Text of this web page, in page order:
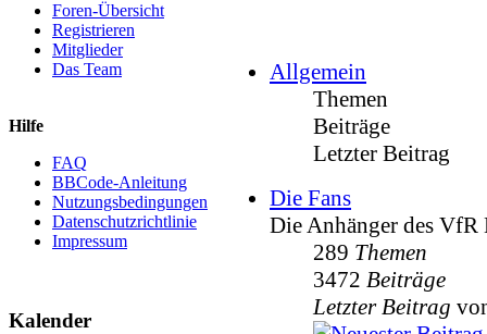
Foren-Übersicht
Registrieren
Mitglieder
Das Team
Hilfe
FAQ
BBCode-Anleitung
Nutzungsbedingungen
Datenschutzrichtlinie
Impressum
Kalender
Allgemein
Themen
Beiträge
Letzter Beitrag
Die Fans
Die Anhänger des VfR
289 Themen
3472 Beiträge
Letzter Beitrag